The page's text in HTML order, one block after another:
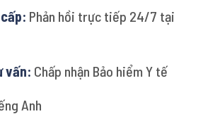
Phản hồi trực tiếp 24/7 tại
vấn: Chấp nhận Bảo hiểm Y tế
Anh